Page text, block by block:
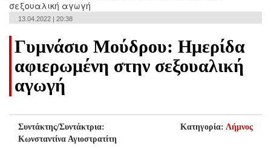
13.04.2022 | 20:38
Γυμνάσιο Μούδρου: Ημερίδα
αφιερωμένη στην σεξουαλική
αγωγή
Συντάκτης/Συντάκτρια:
Κωνσταντίνα Αγιοστρατίτη
Κατηγορία: Λήμνος